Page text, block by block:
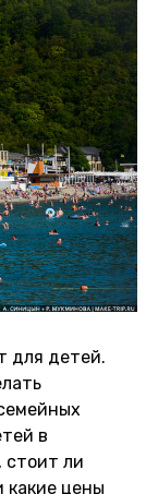
для детей.
в
стоит ли
какие цены